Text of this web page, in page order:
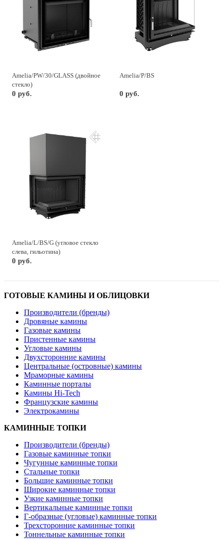
Amelia/PW/30/GLASS (двойное
стекло)
0 руб.
Amelia/P/BS
0 руб.
Amelia/L/BS/G (угловое стекло
слева, гильотина)
0 руб.
ГОТОВЫЕ КАМИНЫ И ОБЛИЦОВКИ
Производители (бренды)
Дровяные камины
Газовые камины
Пристенные камины
Угловые камины
Двухсторонние камины
Центральные (островные) камины
Мраморные камины
Каминные порталы
Камины Hi-Tech
Французские камины
Электрокамины
КАМИННЫЕ ТОПКИ
Производители (бренды)
Газовые каминные топки
Чугунные каминные топки
Стальные топки
Большие каминные топки
Широкие каминные топки
Узкие каминные топки
Вертикальные каминные топки
Г-образные (угловые) каминные топки
Трехсторонние каминные топки
Тоннельные каминные топки